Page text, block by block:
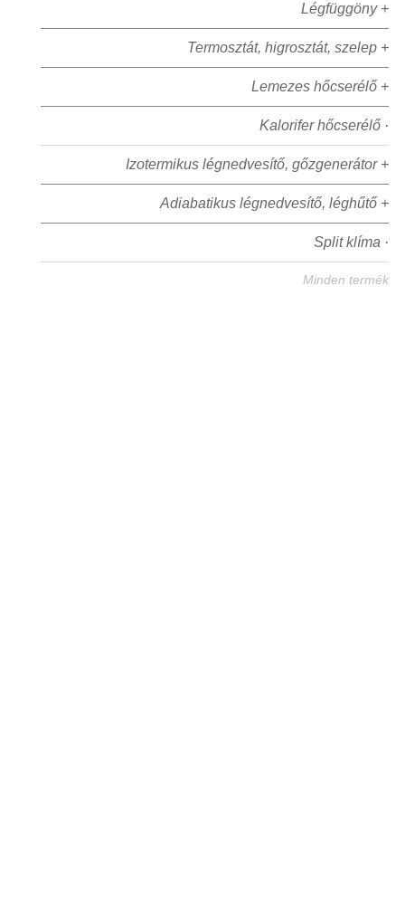
Légfüggöny +
Termosztát, higrosztát, szelep +
Lemezes hőcserélő +
Kalorifer hőcserélő ·
Izotermikus légnedvesítő, gőzgenerátor +
Adiabatikus légnedvesítő, léghűtő +
Split klíma ·
Minden termék